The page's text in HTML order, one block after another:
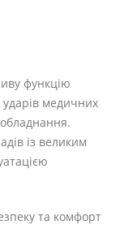
функцію
ударів медичних
обладнання.
із великим
та комфорт